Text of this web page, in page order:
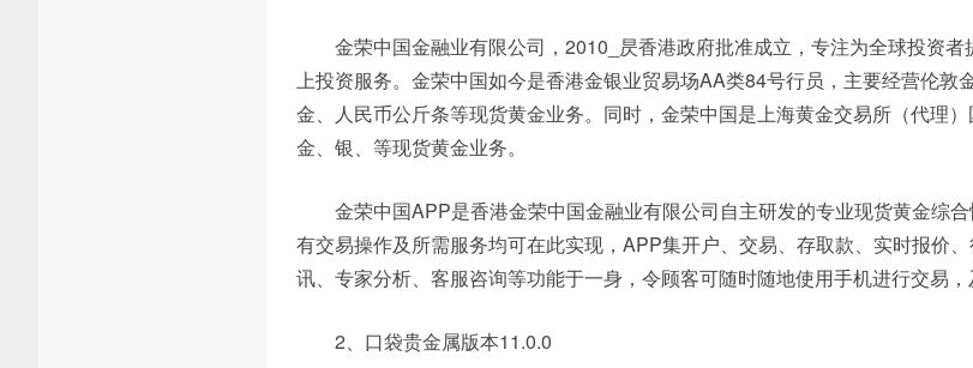
金荣中国金融业有限公司，2010_昃香港政府批准成立，专注为全球投资者
上投资服务。金荣中国如今是香港金银业贸易场AA类84号行员，主要经营伦敦
金、人民币公斤条等现货黄金业务。同时，金荣中国是上海黄金交易所（代理
金、银、等现货黄金业务。
金荣中国APP是香港金荣中国金融业有限公司自主研发的专业现货黄金综
有交易操作及所需服务均可在此实现，APP集开户、交易、存取款、实时报价
讯、专家分析、客服咨询等功能于一身，令顾客可随时随地使用手机进行交易，
2、口袋贵金属版本11.0.0